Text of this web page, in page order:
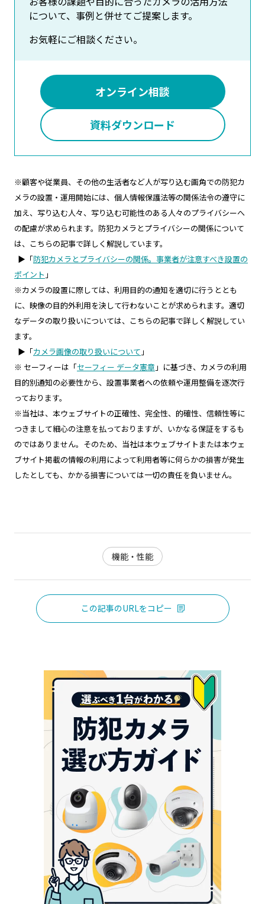
について、事例と併せてご提案します。
お気軽にご相談ください。
オンライン相談
資料ダウンロード
※顧客や従業員、その他の生活者など人が写り込む画角での防犯カ
メラの設置・運用開始には、個人情報保護法等の関係法令の遵守に
加え、写り込む人々、写り込む可能性のある人々のプライバシーへ
の配慮が求められます。防犯カメラとプライバシーの関係について
は、こちらの記事で詳しく解説しています。
▶「防犯カメラとプライバシーの関係。事業者が注意すべき設置の
ポイント 」
※カメラの設置に際しては、利用目的の通知を適切に行うととも
に、映像の目的外利用を決して行わないことが求められます。適切
なデータの取り扱いについては、こちらの記事で詳しく解説してい
ます。
▶「カメラ画像の取り扱いについて 」
※ セーフィーは「セーフィー データ憲章 」に基づき、カメラの利用
目的別通知の必要性から、設置事業者への依頼や運用整備を逐次行
っております。
※当社は、本ウェブサイトの正確性、完全性、的確性、信頼性等に
つきまして細心の注意を払っておりますが、いかなる保証をするも
のではありません。そのため、当社は本ウェブサイトまたは本ウェ
ブサイト掲載の情報の利用によって利用者等に何らかの損害が発生
したとしても、かかる損害については一切の責任を負いません。
機能・性能
この記事のURLをコピー